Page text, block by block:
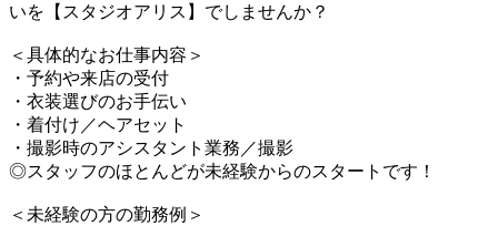
いを【スタジオアリス】でしませんか？
＜具体的なお仕事内容＞
・予約や来店の受付
・衣装選びのお手伝い
・着付け／ヘアセット
・撮影時のアシスタント業務／撮影
◎スタッフのほとんどが未経験からのスタートです！
＜未経験の方の勤務例＞